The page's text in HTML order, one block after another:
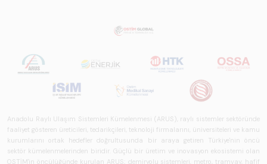
Anadolu Raylı Ulaşım Sistemleri Kümelenmesi (ARUS), raylı sistemler sektöründe
faaliyet gösteren üreticileri, tedarikçileri, teknoloji firmalarını, üniversiteleri ve kamu
kurumlarını ortak hedefler doğrultusunda bir araya getiren Türkiye'nin öncü
sektör kümelenmelerinden biridir. Güçlü bir üretim ve inovasyon ekosistemi olan
OSTİM'in öncülüğünde kurulan ARUS; demiryolu sistemleri, metro, tramvay, hafif